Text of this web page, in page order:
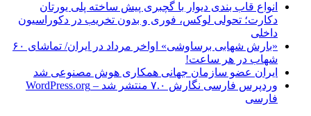
انواع قاب بندی دیوار با گچبری پیش ساخته پلی یورتان
دکارت؛ تحولی لوکس، فوری و بدون تخریب در دکوراسیون
داخلی
«بارش شهابی برساوشی» اواخر مرداد در ایران/ تماشای ۶۰
شهاب در هر ساعت!
ایران عضو سازمان جهانی همکاری هوش مصنوعی شد
وردپرس فارسی نگارش ۷.۰ منتشر شد – WordPress.org
فارسی